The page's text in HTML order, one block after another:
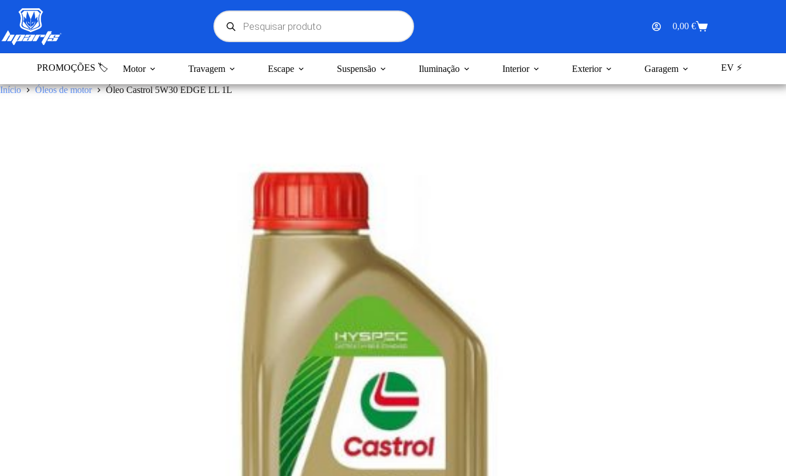
conteúdo
Products
search
Carrinho
compras
0,00 €
PROMOÇÕES 🏷️ Motor Travagem Escape Suspensão Iluminação Interior Exterior Garagem EV ⚡
Início Óleos de motor Óleo Castrol 5W30 EDGE LL 1L